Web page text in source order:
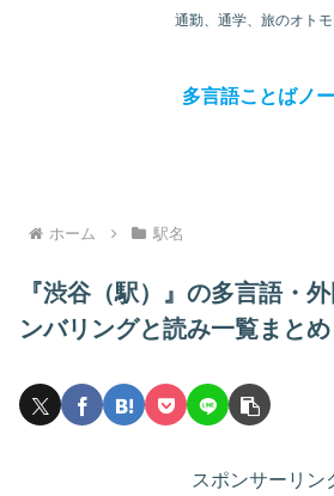
通勤、通学、旅のオトモ
多言語ことばノ
ホーム 駅名
『渋谷（駅）』の多言語・
ンバリングと読み一覧まとめ
スポンサーリン